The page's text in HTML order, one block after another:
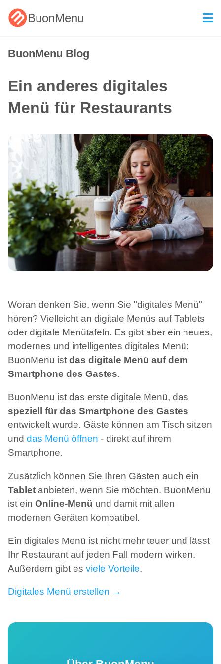
BuonMenu
BuonMenu Blog
Ein anderes digitales
Menü für Restaurants
Woran denken Sie, wenn Sie "digitales Menü"
hören? Vielleicht an digitale Menüs auf Tablets
oder digitale Menütafeln. Es gibt aber ein neues,
modernes und intelligentes digitales Menü:
BuonMenu ist das digitale Menü auf dem
Smartphone des Gastes.
BuonMenu ist das erste digitale Menü, das
speziell für das Smartphone des Gastes
entwickelt wurde. Gäste können am Tisch sitzen
und das Menü öffnen - direkt auf ihrem
Smartphone.
Zusätzlich können Sie Ihren Gästen auch ein
Tablet anbieten, wenn Sie möchten. BuonMenu
ist ein Online-Menü und damit mit allen
modernen Geräten kompatibel.
Ein digitales Menü ist nicht mehr teuer und lässt
Ihr Restaurant auf jeden Fall modern wirken.
Außerdem gibt es viele Vorteile.
Digitales Menü erstellen →